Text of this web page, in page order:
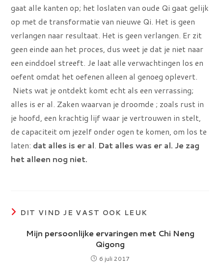
gaat alle kanten op; het loslaten van oude Qi gaat gelijk
op met de transformatie van nieuwe Qi. Het is geen
verlangen naar resultaat. Het is geen verlangen. Er zit
geen einde aan het proces, dus weet je dat je niet naar
een einddoel streeft. Je laat alle verwachtingen los en
oefent omdat het oefenen alleen al genoeg oplevert.
Niets wat je ontdekt komt echt als een verrassing;
alles is er al. Zaken waarvan je droomde ; zoals rust in
je hoofd, een krachtig lijf waar je vertrouwen in stelt,
de capaciteit om jezelf onder ogen te komen, om los te
laten: dat alles is er al. Dat alles was er al. Je zag
het alleen nog niet.
DIT VIND JE VAST OOK LEUK
Mijn persoonlijke ervaringen met Chi Neng
Qigong
6 juli 2017